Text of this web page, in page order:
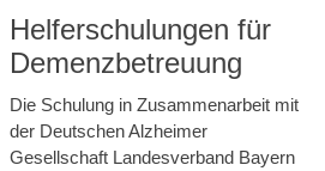
Helferschulungen für
Demenzbetreuung
Die Schulung in Zusammenarbeit mit
der Deutschen Alzheimer
Gesellschaft Landesverband Bayern